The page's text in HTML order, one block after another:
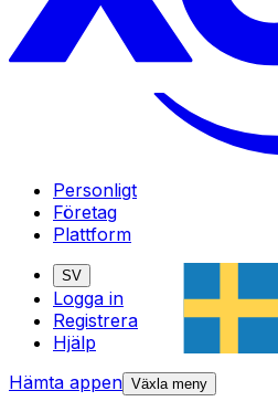
Personligt
Företag
Plattform
SV
Logga in
Registrera
Hjälp
Hämta appen Växla meny